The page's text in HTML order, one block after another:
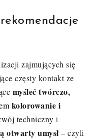
zajmujących się
częsty kontakt ze
myśleć twórczo,
kolorowanie i
techniczny i
otwarty umysł– czyli